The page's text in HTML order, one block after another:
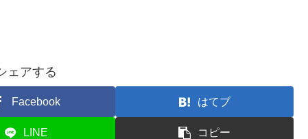
ェアする
Facebook はてブ
LINE コピー